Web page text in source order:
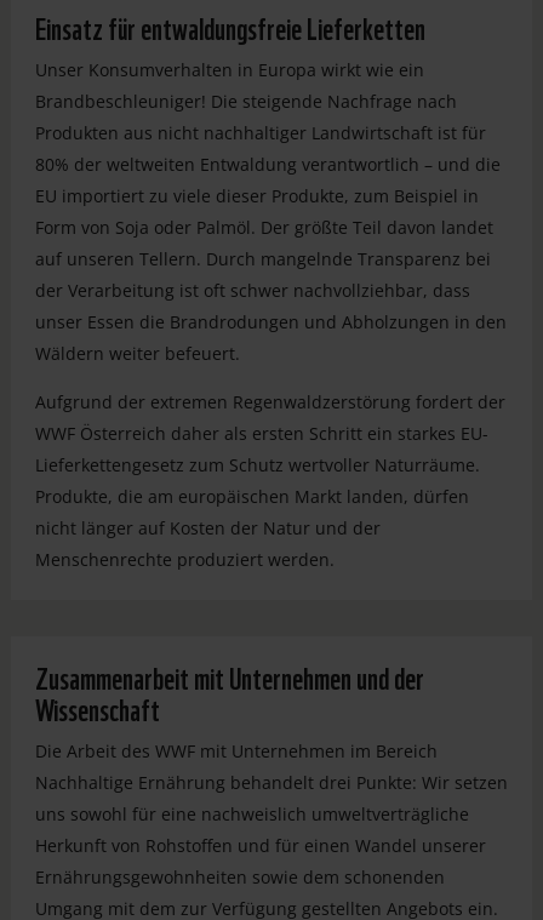
Einsatz für entwaldungsfreie Lieferketten
Unser Konsumverhalten in Europa wirkt wie ein
Brandbeschleuniger! Die steigende Nachfrage nach
Produkten aus nicht nachhaltiger Landwirtschaft ist für
80% der weltweiten Entwaldung verantwortlich – und die
EU importiert zu viele dieser Produkte, zum Beispiel in
Form von Soja oder Palmöl. Der größte Teil davon landet
auf unseren Tellern. Durch mangelnde Transparenz bei
der Verarbeitung ist oft schwer nachvollziehbar, dass
unser Essen die Brandrodungen und Abholzungen in den
Wäldern weiter befeuert.
Aufgrund der extremen Regenwaldzerstörung fordert der
WWF Österreich daher als ersten Schritt ein starkes EU-
Lieferkettengesetz zum Schutz wertvoller Naturräume.
Produkte, die am europäischen Markt landen, dürfen
nicht länger auf Kosten der Natur und der
Menschenrechte produziert werden.
Zusammenarbeit mit Unternehmen und der
Wissenschaft
Die Arbeit des WWF mit Unternehmen im Bereich
Nachhaltige Ernährung behandelt drei Punkte: Wir setzen
uns sowohl für eine nachweislich umweltverträgliche
Herkunft von Rohstoffen und für einen Wandel unserer
Ernährungsgewohnheiten sowie dem schonenden
Umgang mit dem zur Verfügung gestellten Angebots ein.